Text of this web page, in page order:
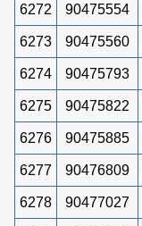
6272 90475554
6273 90475560
6274 90475793
6275 90475822
6276 90475885
6277 90476809
6278 90477027